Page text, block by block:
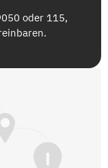
oder 115,